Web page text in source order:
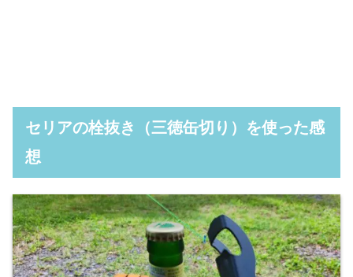
セリアの栓抜き（三徳缶切り）を使った感
想